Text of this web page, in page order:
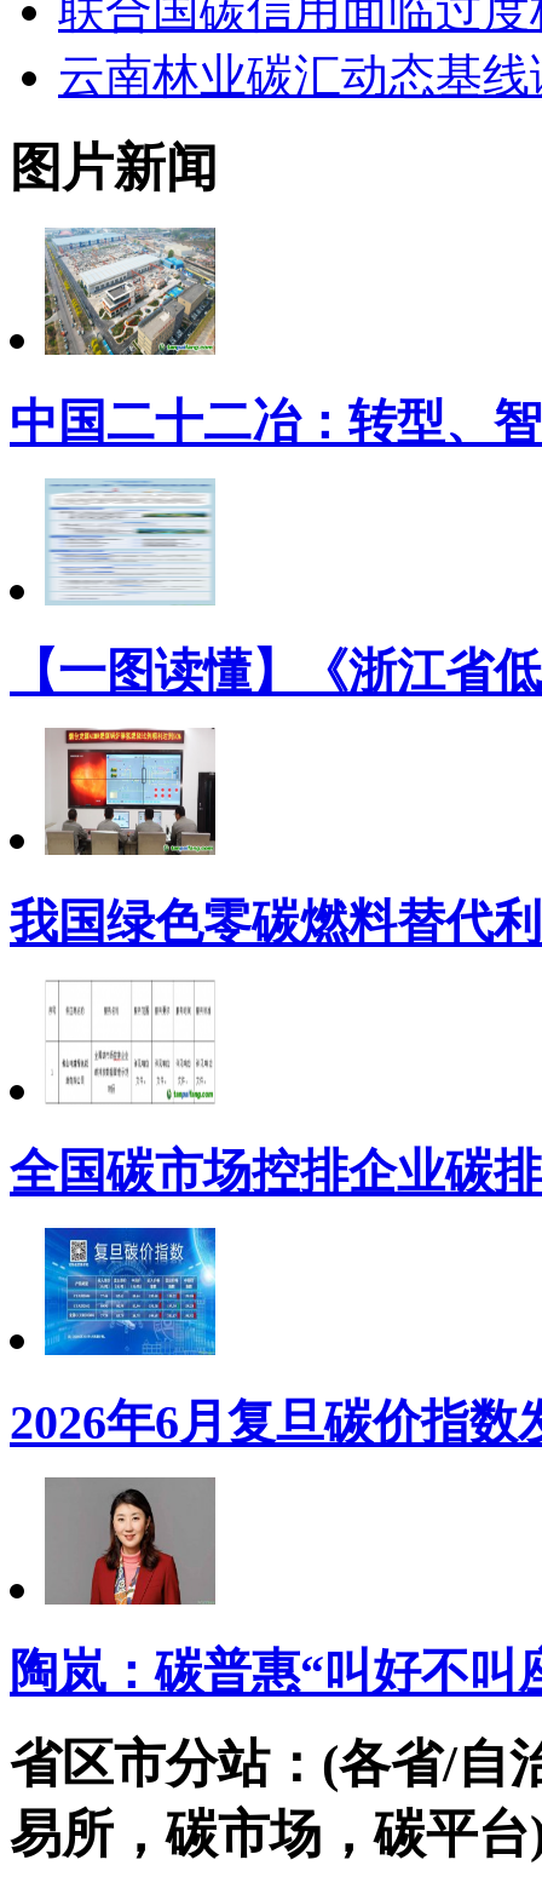
联合国碳信用面临过
云南林业碳汇动态基
图片新闻
中国二十二冶：转型、
【一图读懂】《浙江省
我国绿色零碳燃料替代
全国碳市场控排企业碳
2026年6月复旦碳价指数
陶岚：碳普惠“叫好不叫
省区市分站：(各省/自
易所，碳市场，碳平台